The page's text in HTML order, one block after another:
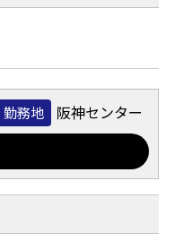
勤務地 阪神センター